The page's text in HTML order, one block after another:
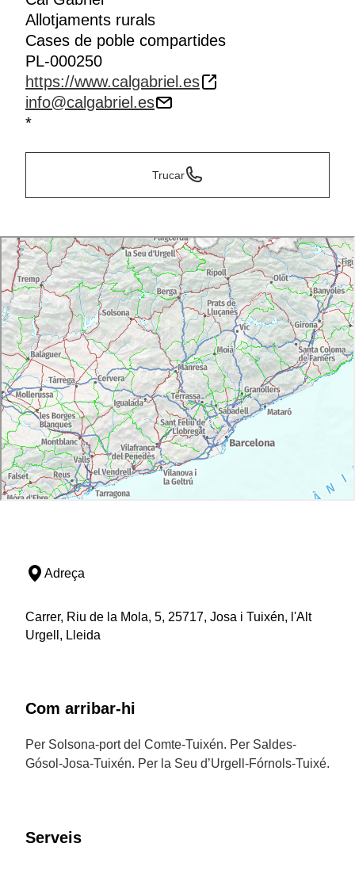
Allotjaments rurals
Cases de poble compartides
PL-000250
https://www.calgabriel.es
info@calgabriel.es
*
Trucar
Adreça
Carrer, Riu de la Mola, 5, 25717, Josa i Tuixén, l'Alt
Urgell, Lleida
Com arribar-hi
Per Solsona-port del Comte-Tuixén. Per Saldes-
Gósol-Josa-Tuixén. Per la Seu d’Urgell-Fórnols-Tuixé.
Serveis